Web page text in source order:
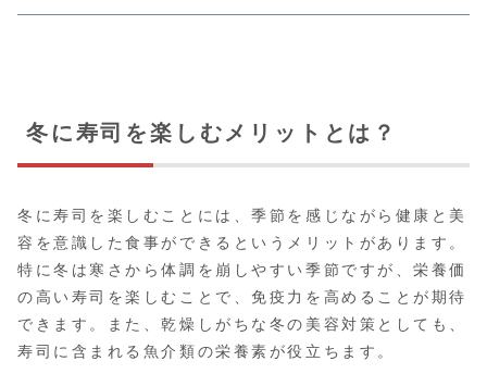
冬に寿司を楽しむメリットとは？
冬に寿司を楽しむことには、季節を感じながら健康と美
容を意識した食事ができるというメリットがあります。
特に冬は寒さから体調を崩しやすい季節ですが、栄養価
の高い寿司を楽しむことで、免疫力を高めることが期待
できます。また、乾燥しがちな冬の美容対策としても、
寿司に含まれる魚介類の栄養素が役立ちます。